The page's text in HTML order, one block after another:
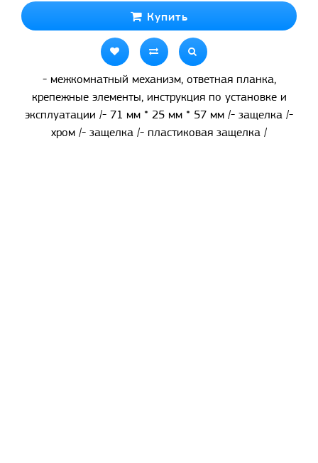
Купить
- межкомнатный механизм, ответная планка,
крепежные элементы, инструкция по установке и
эксплуатации /- 71 мм * 25 мм * 57 мм /- защелка /-
хром /- защелка /- пластиковая защелка /